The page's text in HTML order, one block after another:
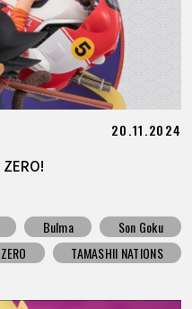
20.11.2024
Bulma
Son Goku
TAMASHII NATIONS